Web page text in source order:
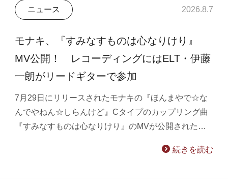
ニュース 2026.8.7
モナキ、『すみなすものは心なりけり』
MV公開！ レコーディングにはELT・伊藤
一朗がリードギターで参加
7月29日にリリースされたモナキの『ほんまやで☆な
んでやねん☆しらんけど』Cタイプのカップリング曲
『すみなすものは心なりけり』のMVが公開された…
続きを読む